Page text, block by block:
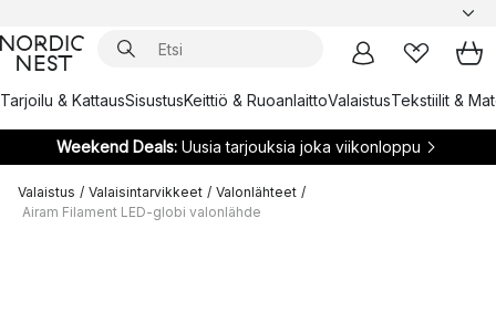
Tarjoilu & KattausSisustusKeittiö & RuoanlaittoValaistusTekstiilit &
Weekend Deals:Uusia tarjouksia joka viikonloppu
Valaistus / Valaisintarvikkeet / Valonlähteet /
Airam Filament LED-globi valonlähde